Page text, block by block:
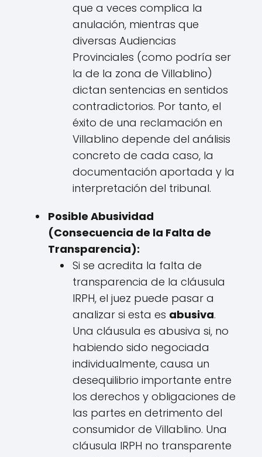
que a veces complica la
anulación, mientras que
diversas Audiencias
Provinciales (como podría ser
la de la zona de Villablino)
dictan sentencias en sentidos
contradictorios. Por tanto, el
éxito de una reclamación en
Villablino depende del análisis
concreto de cada caso, la
documentación aportada y la
interpretación del tribunal.
Posible Abusividad
(Consecuencia de la Falta de
Transparencia):
Si se acredita la falta de
transparencia de la cláusula
IRPH, el juez puede pasar a
analizar si esta es abusiva.
Una cláusula es abusiva si, no
habiendo sido negociada
individualmente, causa un
desequilibrio importante entre
los derechos y obligaciones de
las partes en detrimento del
consumidor de Villablino. Una
cláusula IRPH no transparente